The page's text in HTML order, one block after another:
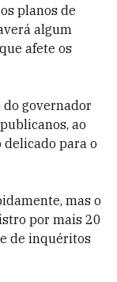
planos de
algum
afete os
governador
ao
para o
mas o
por mais 20
de inquéritos